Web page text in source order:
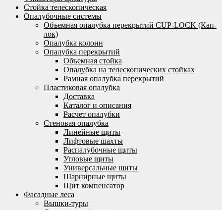
Стойка телескопическая
Опалубочные системы
Объемная опалубка перекрытий CUP-LOCK (Кап-
лок)
Опалубка колонн
Опалубка перекрытий
Объемная стойка
Опалубка на телескопических стойках
Рамная опалубка перекрытий
Пластиковая опалубка
Доставка
Каталог и описания
Расчет опалубки
Стеновая опалубка
Линейные щиты
Лифтовые шахты
Распалубочные щиты
Угловые щиты
Универсальные щиты
Шарнирные щиты
Щит компенсатор
Фасадные леса
Вышки-туры